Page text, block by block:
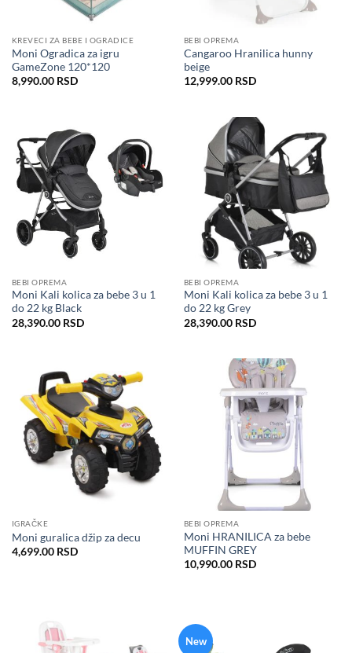
KREVECI ZA BEBE I OGRADICE
Moni Ogradica za igru
GameZone 120*120
8,990.00 RSD
BEBI OPREMA
Cangaroo Hranilica hunny
beige
12,999.00 RSD
BEBI OPREMA
Moni Kali kolica za bebe 3 u 1
do 22 kg Black
28,390.00 RSD
BEBI OPREMA
Moni Kali kolica za bebe 3 u 1
do 22 kg Grey
28,390.00 RSD
IGRAČKE
Moni guralica džip za decu
4,699.00 RSD
BEBI OPREMA
Moni HRANILICA za bebe
MUFFIN GREY
10,990.00 RSD
New